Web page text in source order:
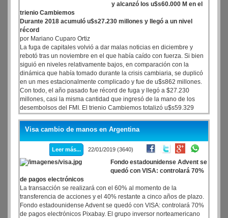
y alcanzó los u$s60.000 M en el
trienio Cambiemos
Durante 2018 acumuló u$s27.230 millones y llegó a un nivel
récord
por Mariano Cuparo Ortiz
La fuga de capitales volvió a dar malas noticias en diciembre y
rebotó tras un noviembre en el que había caído con fuerza. Si bien
siguió en niveles relativamente bajos, en comparación con la
dinámica que había tomado durante la crisis cambiaria, se duplicó
en un mes estacionalmente complicado y fue de u$s862 millones.
Con todo, el año pasado fue récord de fuga y llegó a $27.230
millones, casi la misma cantidad que ingresó de la mano de los
desembolsos del FMI. El trienio Cambiemos totalizó u$s59.329
millones.
Visa cambio de manos en Argentina
Leer más... 22/01/2019 (3640)
Fondo estadounidense Advent se
quedó con VISA: controlará 70%
de pagos electrónicos
La transacción se realizará con el 60% al momento de la
transferencia de acciones y el 40% restante a cinco años de plazo.
Fondo estadounidense Advent se quedó con VISA: controlará 70%
de pagos electrónicos Pixabay. El grupo inversor norteamericano